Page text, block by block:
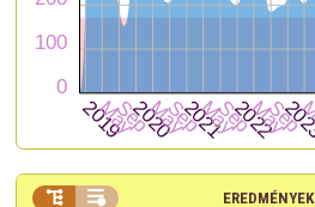
EREDMÉNYEK
 